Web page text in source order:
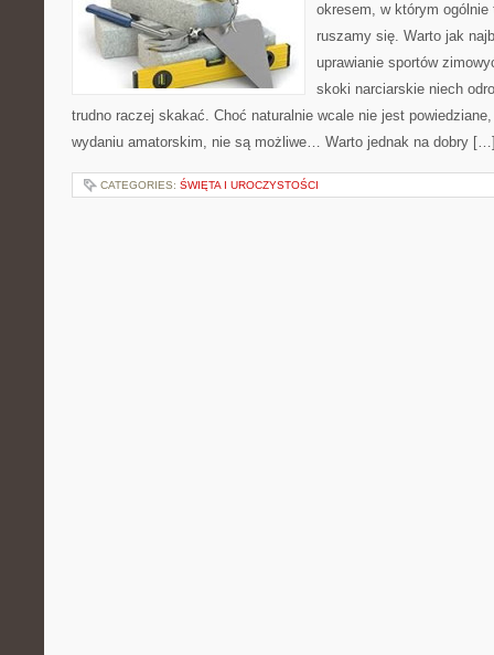
okresem, w którym
ruszamy się. Warto jak
uprawianie sportów
skoki narciarskie niech
trudno raczej skakać. Choć naturalnie wcale nie jest
wydaniu amatorskim, nie są możliwe… Warto jednak na dobry
CATEGORIES: ŚWIĘTA I UROCZYSTOŚCI